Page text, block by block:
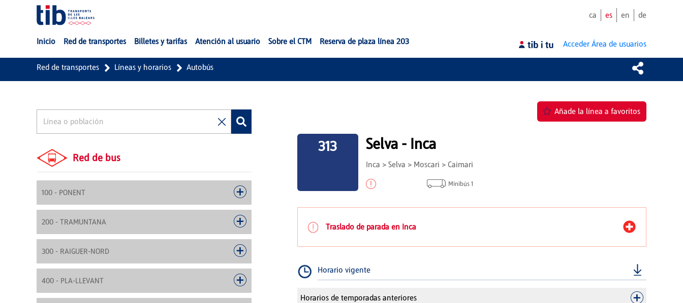
Saltar al contenido principal
ca es en de
Inicio Red de transportes Billetes y tarifas Atención al usuario Sobre el CTM Reserva de plaza línea 203 Acceder Área de usuarios
Red de transportes Líneas y horarios Autobús
Red de bus
100 - PONENT
200 - TRAMUNTANA
300 - RAIGUER-NORD
400 - PLA-LLEVANT
Añade la línea a favoritos
313 Selva - Inca
Inca > Selva > Moscari > Caimari
Minibús 1
Traslado de parada en Inca
Horario vigente
Horarios de temporadas anteriores